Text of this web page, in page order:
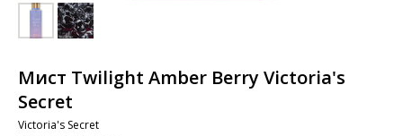
Мист Twilight Amber Berry Victoria's
Secret
Victoria's Secret